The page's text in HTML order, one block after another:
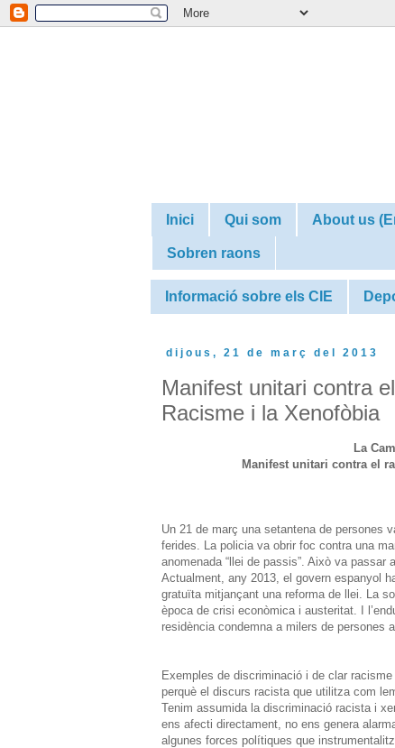
Inici Qui som About us
Sobren raons
Informació sobre els CIE
dijous, 21 de març del 2013
Manifest unitari contra
Racisme i la Xenofòbia
La
Manifest unitari contra el
Un 21 de març una setantena de persones
ferides. La policia va obrir foc contra una
anomenada “llei de passis”. Això va passar
Actualment, any 2013, el govern espanyol
gratuïta mitjançant una reforma de llei. La
època de crisi econòmica i austeritat. I
residència condemna a milers de persones
Exemples de discriminació i de clar
perquè el discurs racista que utilitza com
Tenim assumida la discriminació racista i
ens afecti directament, no ens genera
algunes forces polítiques que